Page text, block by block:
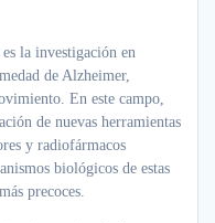
la investigación en
de Alzheimer,
En este campo,
de nuevas herramientas
y radiofármacos
biológicos de estas
precoces.